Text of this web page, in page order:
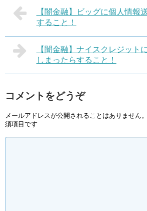
【闇金融】ビッグに個人情報
すること！
【闇金融】ナイスクレジット
しまったらすること！
コメントをどうぞ
メールアドレスが公開されることはありません。
須項目です